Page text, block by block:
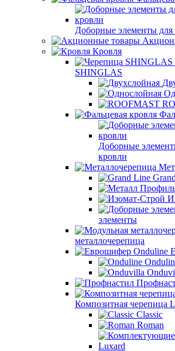
Доборные элементы для
Кровля
SHINGLAS
Доборные
кровли
элементы
металлочерепица
Композитная черепица
Сlassic
Roman